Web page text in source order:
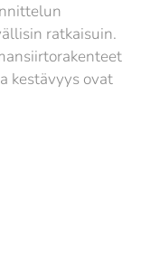
ratkaisuin.
kestävyys ovat